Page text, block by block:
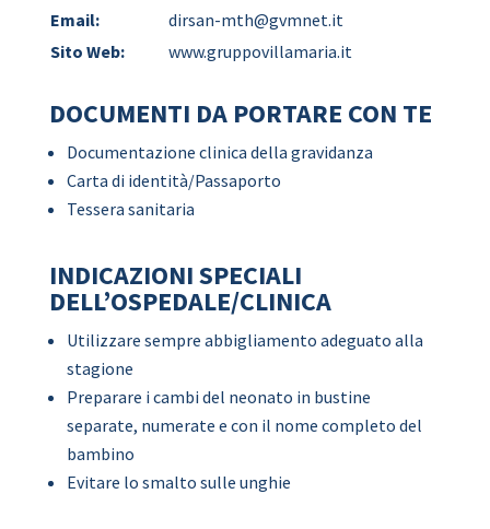
Email:
dirsan-mth@gvmnet.it
Sito Web:
www.gruppovillamaria.it
DOCUMENTI DA PORTARE CON TE
Documentazione clinica della gravidanza
Carta di identità/Passaporto
Tessera sanitaria
INDICAZIONI SPECIALI
DELL’OSPEDALE/CLINICA
Utilizzare sempre abbigliamento adeguato alla
stagione
Preparare i cambi del neonato in bustine
separate, numerate e con il nome completo del
bambino
Evitare lo smalto sulle unghie